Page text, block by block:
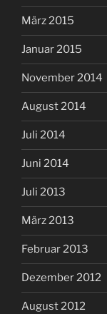
März 2015
Januar 2015
November 2014
August 2014
Juli 2014
Juni 2014
Juli 2013
März 2013
Februar 2013
Dezember 2012
August 2012